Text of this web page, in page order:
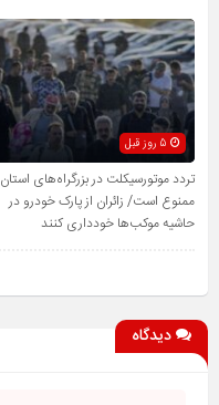
تردد موتورسیکلت در بزرگراه‌های استان
ممنوع است/ زائران از پارک خودرو در
حاشیه موکب‌ها خودداری کنند
دیدگاه